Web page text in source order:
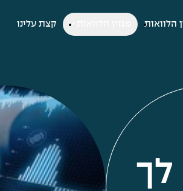
הלוואות קצת עלינו
לך